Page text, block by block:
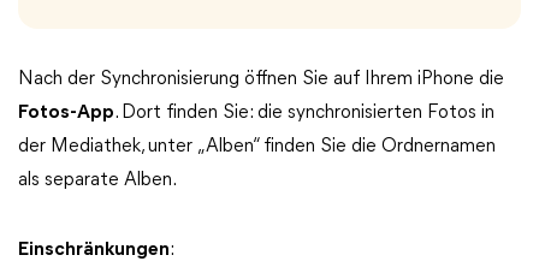
Nach der Synchronisierung öffnen Sie auf Ihrem iPhone die
Fotos-App. Dort finden Sie: die synchronisierten Fotos in
der Mediathek, unter „Alben“ finden Sie die Ordnernamen
als separate Alben.
Einschränkungen: